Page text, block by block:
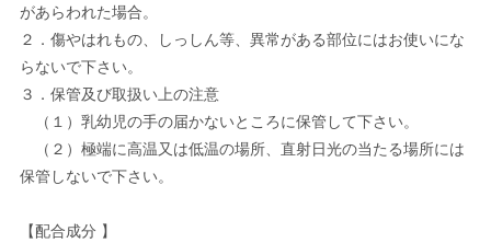
があらわれた場合。
２．傷やはれもの、しっしん等、異常がある部位にはお使いにな
らないで下さい。
３．保管及び取扱い上の注意
（１）乳幼児の手の届かないところに保管して下さい。
（２）極端に高温又は低温の場所、直射日光の当たる場所には
保管しないで下さい。
【配合成分 】